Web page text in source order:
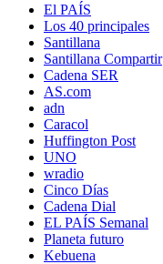
El PAÍS
Los 40 principales
Santillana
Santillana Compartir
Cadena SER
AS.com
adn
Caracol
Huffington Post
UNO
wradio
Cinco Días
Cadena Dial
EL PAÍS Semanal
Planeta futuro
Kebuena